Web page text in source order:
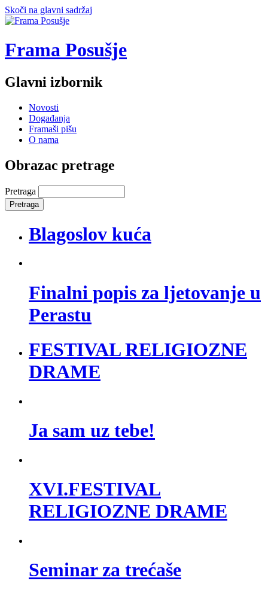
Skoči na glavni sadržaj
Frama Posušje
Glavni izbornik
Novosti
Događanja
Framaši pišu
O nama
Obrazac pretrage
Pretraga
Blagoslov kuća
Finalni popis za ljetovanje u
Perastu
FESTIVAL RELIGIOZNE
DRAME
Ja sam uz tebe!
XVI.FESTIVAL
RELIGIOZNE DRAME
Seminar za trećaše